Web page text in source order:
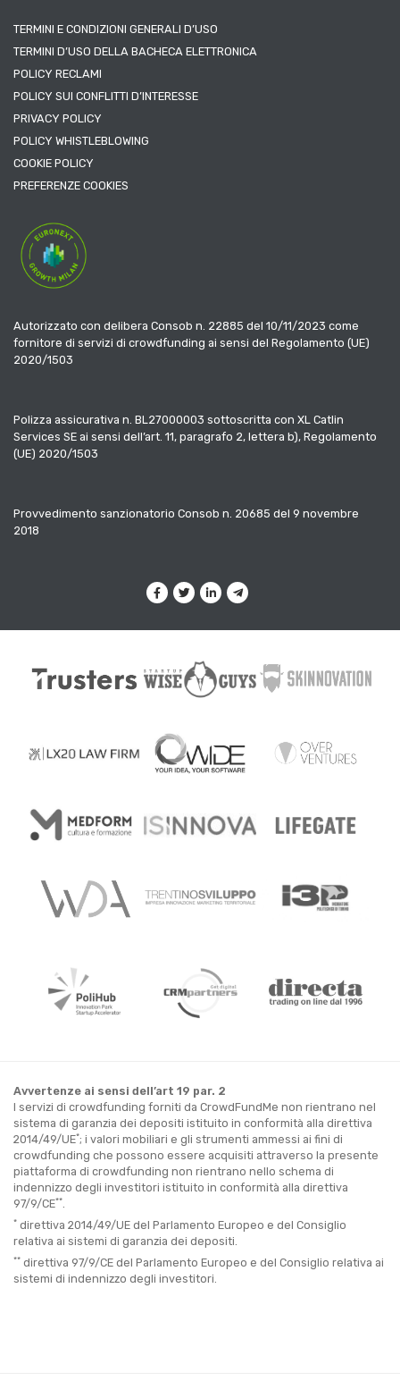
TERMINI E CONDIZIONI GENERALI D’USO
TERMINI D’USO DELLA BACHECA ELETTRONICA
POLICY RECLAMI
POLICY SUI CONFLITTI D’INTERESSE
PRIVACY POLICY
POLICY WHISTLEBLOWING
COOKIE POLICY
PREFERENZE COOKIES
Autorizzato con delibera Consob n. 22885 del 10/11/2023 come
fornitore di servizi di crowdfunding ai sensi del Regolamento (UE)
2020/1503
Polizza assicurativa n. BL27000003 sottoscritta con XL Catlin
Services SE ai sensi dell’art. 11, paragrafo 2, lettera b), Regolamento
(UE) 2020/1503
Provvedimento sanzionatorio Consob n. 20685 del 9 novembre
2018
Avvertenze ai sensi dell’art 19 par. 2
I servizi di crowdfunding forniti da CrowdFundMe non rientrano nel
sistema di garanzia dei depositi istituito in conformità alla direttiva
2014/49/UE*; i valori mobiliari e gli strumenti ammessi ai fini di
crowdfunding che possono essere acquisiti attraverso la presente
piattaforma di crowdfunding non rientrano nello schema di
indennizzo degli investitori istituito in conformità alla direttiva
97/9/CE**.
* direttiva 2014/49/UE del Parlamento Europeo e del Consiglio
relativa ai sistemi di garanzia dei depositi.
** direttiva 97/9/CE del Parlamento Europeo e del Consiglio relativa ai
sistemi di indennizzo degli investitori.